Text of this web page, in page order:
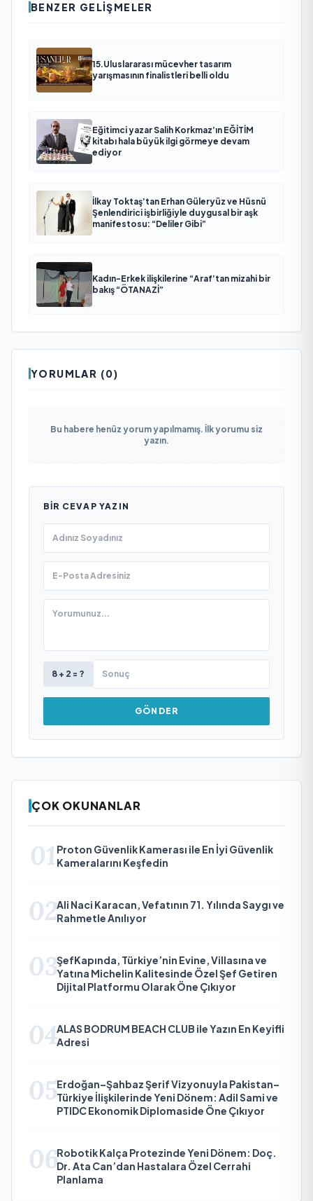
BENZER GELIŞMELER
15.Uluslararası mücevher tasarım
yarışmasının finalistleri belli oldu
Eğitimci yazar Salih Korkmaz’ın EĞİTİM
kitabı hala büyük ilgi görmeye devam
ediyor
İlkay Toktaş’tan Erhan Güleryüz ve Hüsnü
Şenlendirici işbirliğiyle duygusal bir aşk
manifestosu: “Deliler Gibi”
Kadın-Erkek ilişkilerine “Araf’tan mizahi bir
bakış “ÖTANAZİ”
YORUMLAR (0)
Bu habere henüz yorum yapılmamış. İlk yorumu siz
yazın.
BIR CEVAP YAZIN
8 + 2 = ?
GÖNDER
ÇOK OKUNANLAR
01 Proton Güvenlik Kamerası ile En İyi Güvenlik
Kameralarını Keşfedin
02Ali Naci Karacan, Vefatının 71. Yılında Saygı ve
Rahmetle Anılıyor
03ŞefKapında, Türkiye’nin Evine, Villasına ve
Yatına Michelin Kalitesinde Özel Şef Getiren
Dijital Platformu Olarak Öne Çıkıyor
04ALAS BODRUM BEACH CLUB ile Yazın En Keyifli
Adresi
05Erdoğan–Şahbaz Şerif Vizyonuyla Pakistan–
Türkiye İlişkilerinde Yeni Dönem: Adil Sami ve
PTIDC Ekonomik Diplomaside Öne Çıkıyor
06Robotik Kalça Protezinde Yeni Dönem: Doç.
Dr. Ata Can’dan Hastalara Özel Cerrahi
Planlama